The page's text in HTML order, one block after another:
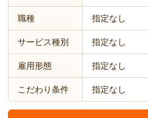
職種 指定なし
サービス種別 指定なし
雇用形態 指定なし
こだわり条件 指定なし